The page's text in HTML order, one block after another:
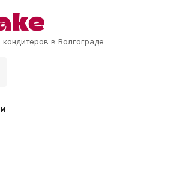
в Волгограде